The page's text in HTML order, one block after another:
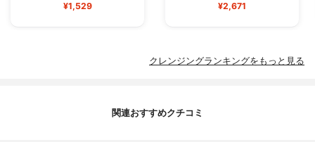
¥1,529 ¥2,671
クレンジングランキングをもっと見る
関連おすすめクチコミ